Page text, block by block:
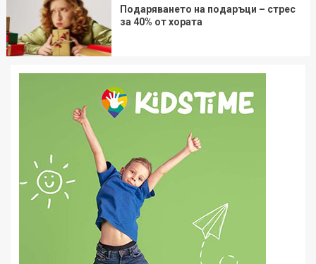
Подаряването на подаръци – стрес
за 40% от хората